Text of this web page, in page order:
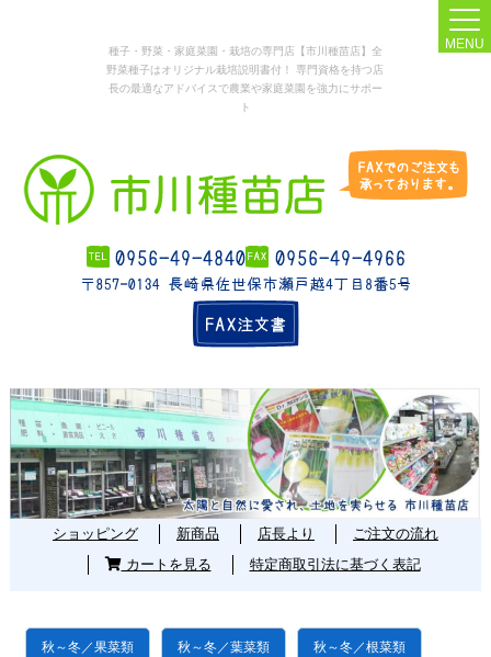
種子・野菜・家庭菜園・栽培の専門店【市川種苗店】全
野菜種子はオリジナル栽培説明書付！ 専門資格を持つ店
長の最適なアドバイスで農業や家庭菜園を強力にサポー
ト
MENU
ショッピング 新商品 店長より
ご注文の流れ
カートを見る
特定商取引法に基づく表記
秋～冬／果菜類 秋～冬／葉菜類 秋～冬／根菜類